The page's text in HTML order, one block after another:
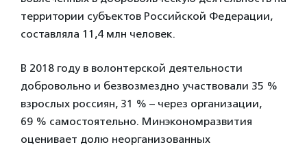
территории субъектов Российской Федерации,
составляла 11,4 млн человек.
В 2018 году в волонтерской деятельности
добровольно и безвозмездно участвовали 35 %
взрослых россиян, 31 % – через организации,
69 % самостоятельно. Минэкономразвития
оценивает долю неорганизованных